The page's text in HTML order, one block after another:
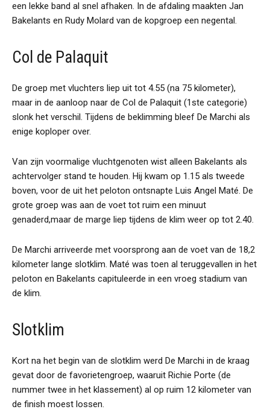
een lekke band al snel afhaken. In de afdaling maakten Jan
Bakelants en Rudy Molard van de kopgroep een negental.
Col de Palaquit
De groep met vluchters liep uit tot 4.55 (na 75 kilometer),
maar in de aanloop naar de Col de Palaquit (1ste categorie)
slonk het verschil. Tijdens de beklimming bleef De Marchi als
enige koploper over.
Van zijn voormalige vluchtgenoten wist alleen Bakelants als
achtervolger stand te houden. Hij kwam op 1.15 als tweede
boven, voor de uit het peloton ontsnapte Luis Angel Maté. De
grote groep was aan de voet tot ruim een minuut
genaderd,maar de marge liep tijdens de klim weer op tot 2.40.
De Marchi arriveerde met voorsprong aan de voet van de 18,2
kilometer lange slotklim. Maté was toen al teruggevallen in het
peloton en Bakelants capituleerde in een vroeg stadium van
de klim.
Slotklim
Kort na het begin van de slotklim werd De Marchi in de kraag
gevat door de favorietengroep, waaruit Richie Porte (de
nummer twee in het klassement) al op ruim 12 kilometer van
de finish moest lossen.